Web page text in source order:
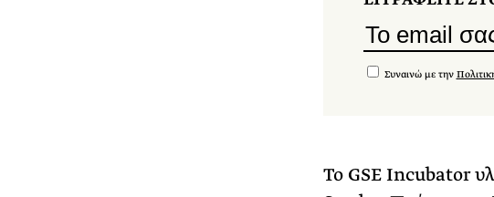
Συναινώ με την
Το GSE Incubator